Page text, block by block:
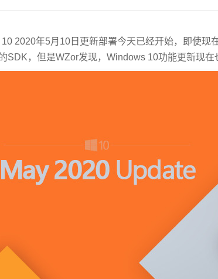
2020年5月10日更新部署今天已经开始，即使现
SDK，但是WZor发现，Windows 10功能更新现在